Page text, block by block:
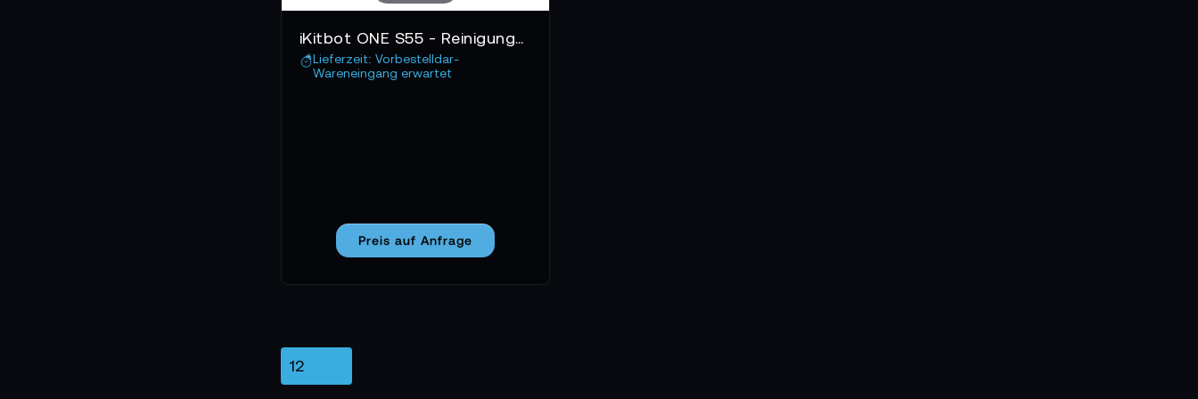
iKitbot ONE S55 - Reinigungsroboter
Lieferzeit: Vorbestelldar-
Wareneingang erwartet
Preis auf Anfrage